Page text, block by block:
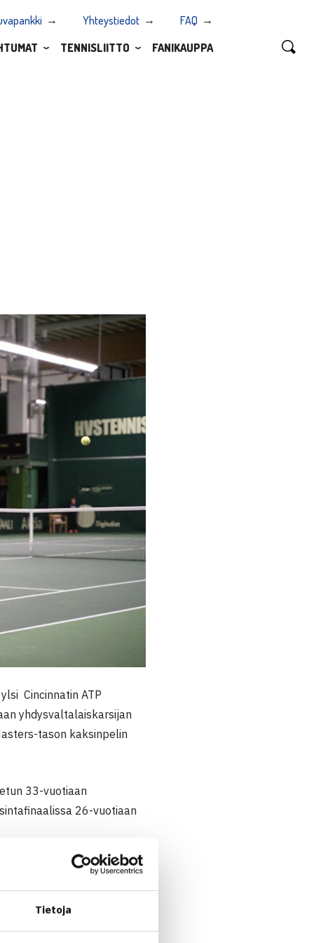
Tietoja
Yhteystiedot
FAQ
TENNISLIITTO FANIKAUPPA
Cincinnatin ATP
yhdysvaltalaiskarsijan
tason kaksinpelin
33-vuotiaan
26-vuotiaan
ohjakset käsiinsä
jälkeen nähtiin
pelaajilla oli